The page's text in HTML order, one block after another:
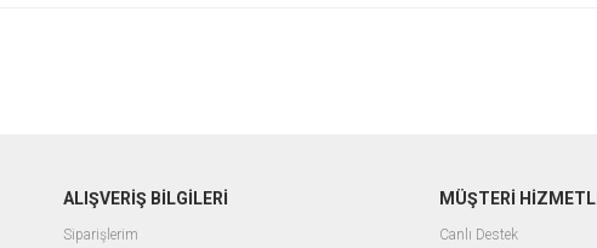
ALIŞVERİŞ BİLGİLERİ
Siparişlerim
MÜŞTERİ
Canlı Destek